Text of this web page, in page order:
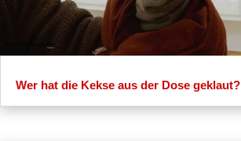
Wer hat die Kekse aus der Dose geklaut?